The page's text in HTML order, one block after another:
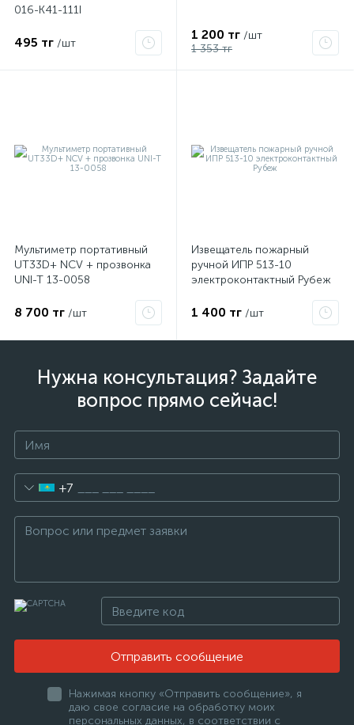
016-K41-111I
495 тг /шт
1 200 тг /шт
1 353 тг
Мультиметр портативный
UT33D+ NCV + прозвонка
UNI-T 13-0058
8 700 тг /шт
Извещатель пожарный
ручной ИПР 513-10
электроконтактный Рубеж
1 400 тг /шт
Нужна консультация? Задайте
вопрос прямо сейчас!
+7
Отправить сообщение
Нажимая кнопку «Отправить сообщение», я
даю свое согласие на обработку моих
персональных данных, в соответствии с